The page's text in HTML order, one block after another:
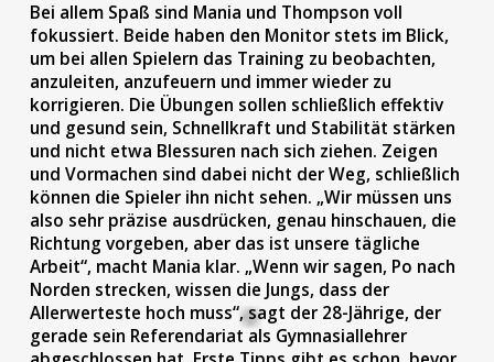
Bei allem Spaß sind Mania und Thompson voll
fokussiert. Beide haben den Monitor stets im Blick,
um bei allen Spielern das Training zu beobachten,
anzuleiten, anzufeuern und immer wieder zu
korrigieren. Die Übungen sollen schließlich effektiv
und gesund sein, Schnellkraft und Stabilität stärken
und nicht etwa Blessuren nach sich ziehen. Zeigen
und Vormachen sind dabei nicht der Weg, schließlich
können die Spieler ihn nicht sehen. „Wir müssen uns
also sehr präzise ausdrücken, genau hinschauen, die
Richtung vorgeben, aber das ist unsere tägliche
Arbeit“, macht Mania klar. „Wenn wir sagen, Po nach
Norden strecken, wissen die Jungs, dass der
Allerwerteste hoch muss“, sagt der 28-Jährige, der
gerade sein Referendariat als Gymnasiallehrer